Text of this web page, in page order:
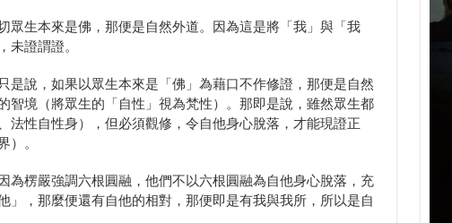
眾生本來是佛，那便是自然外道。因為這是將「我」與「我
未證謂證。
是說，如果以眾生本來是「佛」為藉口不作修證，那便是自然
智境（將眾生的「自性」視為梵性）。那即是說，雖然眾生都
法性自性身），但必須觀修，令自他身心脫落，才能現證正
）。
為楞嚴強調六根圓融，他們不以六根圓融為自他身心脫落，充
」，那麼便還有自他的相對，那便即是有我與我所，所以是自